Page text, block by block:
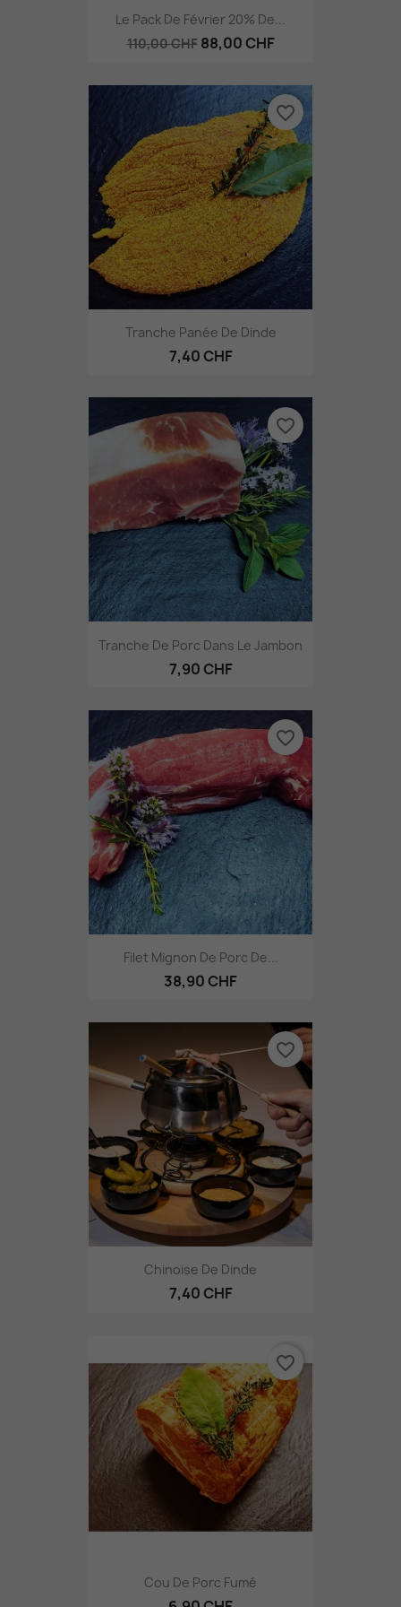
Le Pack De Février 20% De...
110,00 CHF 88,00 CHF
Tranche Panée De Dinde
7,40 CHF
favorite_border
Tranche De Porc Dans Le Jambon
7,90 CHF
favorite_border
Filet Mignon De Porc De...
38,90 CHF
favorite_border
Chinoise De Dinde
7,40 CHF
favorite_border
Cou De Porc Fumé
favorite_border